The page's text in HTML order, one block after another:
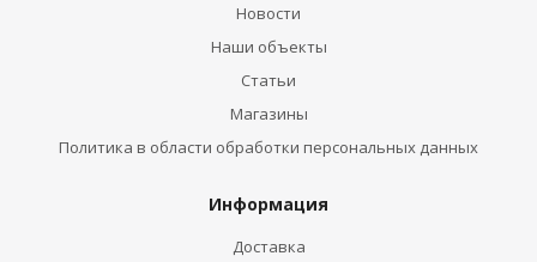
Новости
Наши объекты
Статьи
Магазины
Политика в области обработки персональных данных
Информация
Доставка